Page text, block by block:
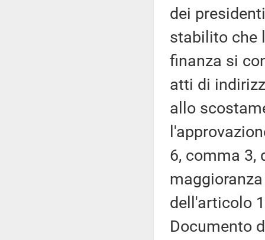
dei
stabilito che
finanza si
atti di
allo
6, comma 3,
dell'articolo
Documento